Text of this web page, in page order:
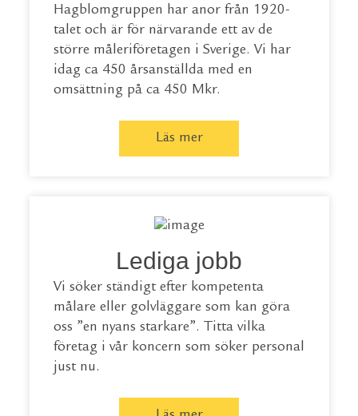
Hagblomgruppen har anor från 1920-
talet och är för närvarande ett av de
större måleriföretagen i Sverige. Vi har
idag ca 450 årsanställda med en
omsättning på ca 450 Mkr.
Läs mer
Lediga jobb
Vi söker ständigt efter kompetenta
målare eller golvläggare som kan göra
oss ”en nyans starkare”. Titta vilka
företag i vår koncern som söker personal
just nu.